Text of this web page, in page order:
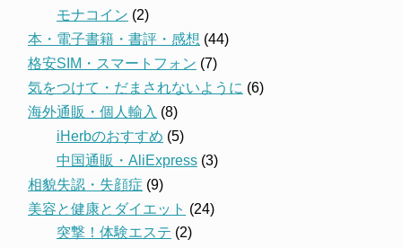
モナコイン (2)
本・電子書籍・書評・感想 (44)
格安SIM・スマートフォン (7)
気をつけて・だまされないように (6)
海外通販・個人輸入 (8)
iHerbのおすすめ (5)
中国通販・AliExpress (3)
相貌失認・失顔症 (9)
美容と健康とダイエット (24)
突撃！体験エステ (2)